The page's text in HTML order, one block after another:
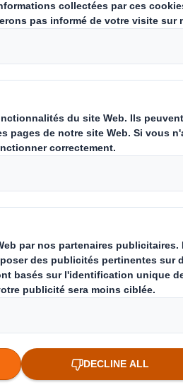
l'un des
Ellen MacArthur.
vers une
les principaux
pour nous
approche.
se concentre